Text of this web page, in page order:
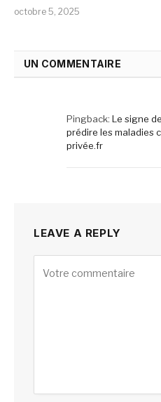
octobre 5, 2025
UN COMMENTAIRE
Pingback: Le signe
prédire les maladies
privée.fr
LEAVE A REPLY